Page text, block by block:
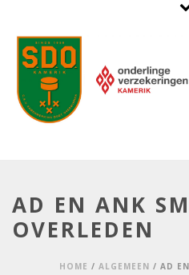
AD EN ANK
OVERLEDEN
HOME / ALGEMEEN / AD